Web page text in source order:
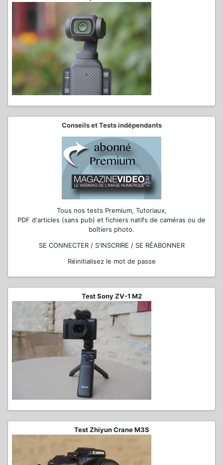
Conseils et Tests indépendants
Tous nos tests Premium, Tutoriaux,
PDF d'articles (sans pub) et fichiers natifs de caméras ou de
boîtiers photo.
SE CONNECTER / S'INSCRIRE / SE RÉABONNER
Réinitialisez le mot de passe
Test Sony ZV-1 M2
Test Zhiyun Crane M3S